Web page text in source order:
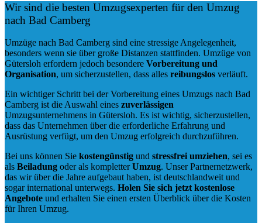
Wir sind die besten Umzugsexperten für den Umzug
nach Bad Camberg
Umzüge nach Bad Camberg sind eine stressige Angelegenheit,
besonders wenn sie über große Distanzen stattfinden. Umzüge von
Gütersloh erfordern jedoch besondere Vorbereitung und
Organisation, um sicherzustellen, dass alles reibungslos verläuft.
Ein wichtiger Schritt bei der Vorbereitung eines Umzugs nach Bad
Camberg ist die Auswahl eines zuverlässigen
Umzugsunternehmens in Gütersloh. Es ist wichtig, sicherzustellen,
dass das Unternehmen über die erforderliche Erfahrung und
Ausrüstung verfügt, um den Umzug erfolgreich durchzuführen.
Bei uns können Sie kostengünstig und stressfrei umziehen, sei es
als Beiladung oder als kompletterUmzug. Unser Partnernetzwerk,
das wir über die Jahre aufgebaut haben, ist deutschlandweit und
sogar international unterwegs. Holen Sie sich jetzt kostenlose
Angebote und erhalten Sie einen ersten Überblick über die Kosten
für Ihren Umzug.